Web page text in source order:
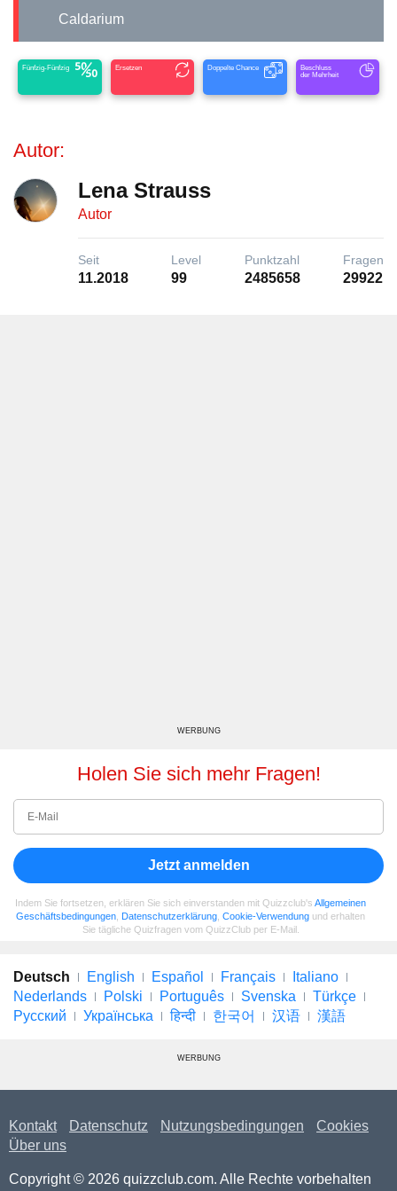
Caldarium
Fünfzig-Fünfzig Ersetzen Doppelte Chance
Beschluss
der Mehrheit
Autor:
Lena Strauss
Autor
Seit
11.2018
Level
99
Punktzahl
2485658
Fragen
29922
WERBUNG
Holen Sie sich mehr Fragen!
Jetzt anmelden
Indem Sie fortsetzen, erklären Sie sich einverstanden mit Quizzclub's Allgemeinen
Geschäftsbedingungen Datenschutzerklärung Cookie-Verwendung und erhalten
Sie tägliche Quizfragen vom QuizzClub per E-Mail.
Deutsch English Español Français
Italiano
Nederlands
Polski Português Svenska
Türkçe
Русский
Українська हिन्दी 한국어 汉语 漢語
WERBUNG
Kontakt Datenschutz Nutzungsbedingungen
Cookies
Über uns
Copyright © 2026 quizzclub.com. Alle Rechte vorbehalten